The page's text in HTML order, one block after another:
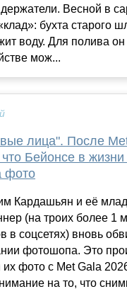
Весной в
бухта старого
воду. Для полива он
мож...
лица". После
Бейонсе в
фото
Кардашьян и её
(на троих более 1
в соцсетях) вновь
фотошопа. Это
их фото с Met Gala
на то, что